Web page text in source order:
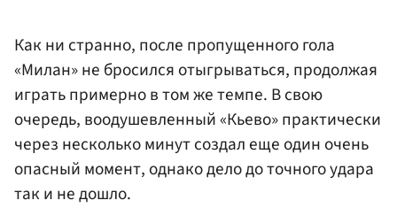
Как ни странно, после пропущенного гола
«Милан» не бросился отыгрываться, продолжая
играть примерно в том же темпе. В свою
очередь, воодушевленный «Кьево» практически
через несколько минут создал еще один очень
опасный момент, однако дело до точного удара
так и не дошло.